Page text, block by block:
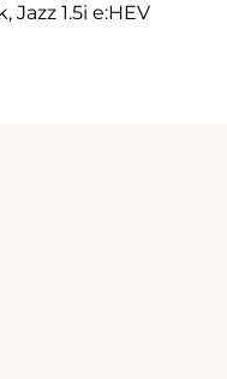
, Jazz 1.5i e:HEV